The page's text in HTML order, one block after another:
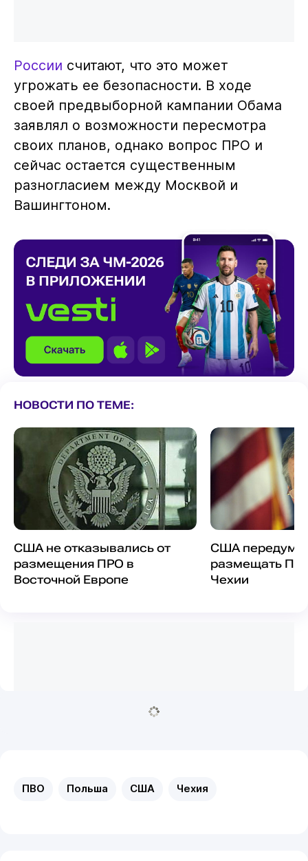
России считают, что это может
угрожать ее безопасности. В ходе
своей предвыборной кампании Обама
заявлял о возможности пересмотра
своих планов, однако вопрос ПРО и
сейчас остается существенным
разногласием между Москвой и
Вашингтоном.
НОВОСТИ ПО ТЕМЕ:
США не отказывались от
размещения ПРО в
Восточной Европе
США
размещать
Чехии
ПВО Польша США Чехия